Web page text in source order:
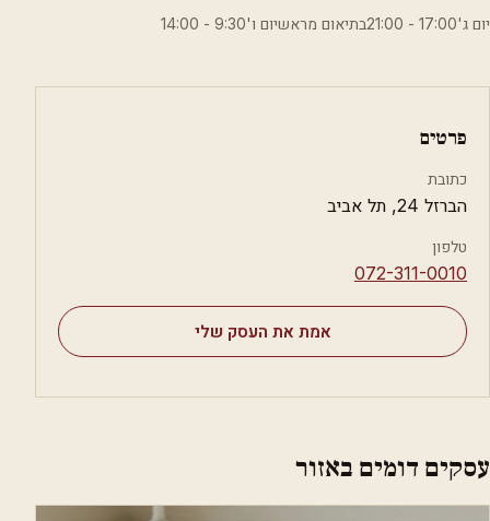
יום ג'17:00 - 21:00בתיאום מראשיום ו'9:30 - 14:00
פרטים
כתובת
הברזל 24, תל אביב
טלפון
⁦072-311-0010⁩
אמת את העסק שלי
עסקים דומים באזור